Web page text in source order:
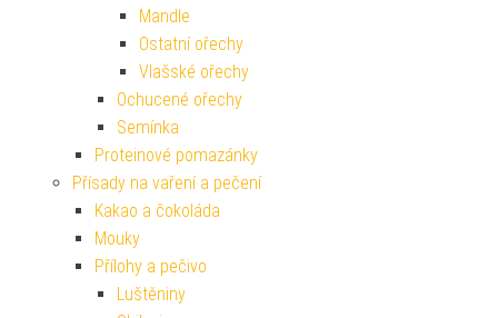
Mandle
Ostatní ořechy
Vlašské ořechy
Ochucené ořechy
Semínka
Proteinové pomazánky
Přísady na vaření a pečení
Kakao a čokoláda
Mouky
Přílohy a pečivo
Luštěniny